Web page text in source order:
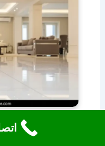
تركيب
اتصل